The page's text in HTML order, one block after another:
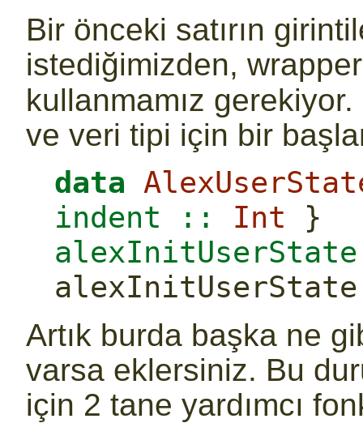
Bir önceki satırın
istediğimizden,
kullanmamız
ve veri tipi için bir
data
indent ::
Int }
Artık burda başka ne
varsa eklersiniz. Bu
için 2 tane yardımcı